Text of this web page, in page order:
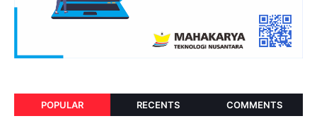
POPULAR RECENTS COMMENTS